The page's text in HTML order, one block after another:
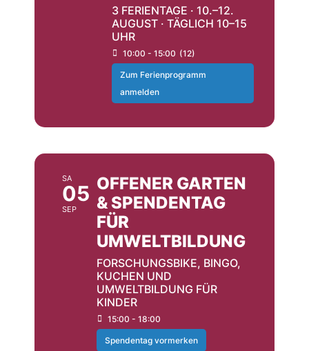
3 FERIENTAGE · 10.–12.
AUGUST · TÄGLICH 10–15
UHR
10:00 - 15:00 (12)
Zum Ferienprogramm
anmelden
SA
05
SEP
OFFENER GARTEN
& SPENDENTAG
FÜR
UMWELTBILDUNG
FORSCHUNGSBIKE, BINGO,
KUCHEN UND
UMWELTBILDUNG FÜR
KINDER
15:00 - 18:00
Spendentag vormerken